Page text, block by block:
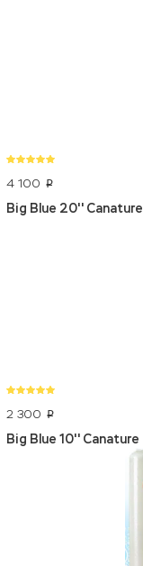
4 100 p
Big Blue 20'' Canature
2 300 p
Big Blue 10'' Canature